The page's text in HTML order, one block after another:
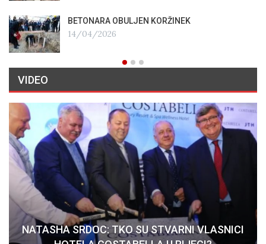
BETONARA OBULJEN KORŽINEK
14/04/2026
VIDEO
NATASHA SRDOC: TKO SU STVARNI VLASNICI